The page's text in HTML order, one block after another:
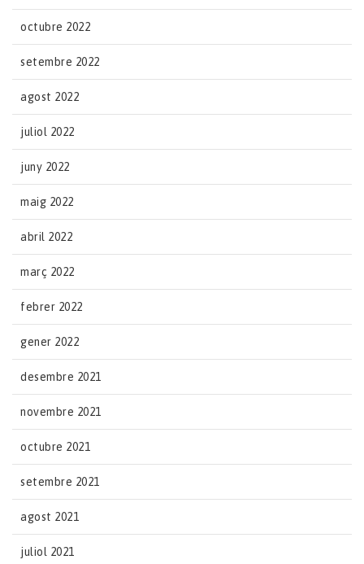
octubre 2022
setembre 2022
agost 2022
juliol 2022
juny 2022
maig 2022
abril 2022
març 2022
febrer 2022
gener 2022
desembre 2021
novembre 2021
octubre 2021
setembre 2021
agost 2021
juliol 2021